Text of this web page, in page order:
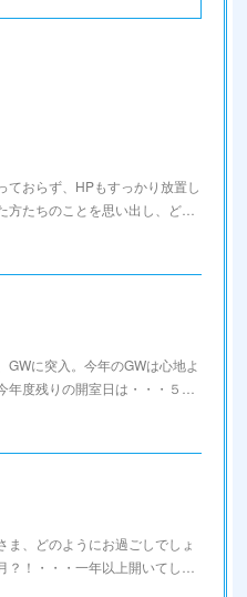
ておらず、HPもすっかり放置し
たちのことを思い出し、ど…
GWに突入。今年のGWは心地よ
年度残りの開室日は・・・５…
ま、どのようにお過ごしでしょ
？！・・・一年以上開いてし…